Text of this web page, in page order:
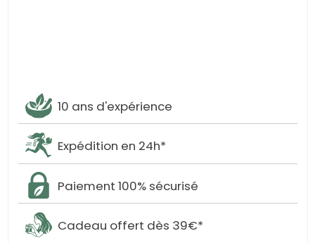
10 ans d'expérience
Expédition en 24h*
Paiement 100% sécurisé
Cadeau offert dès 39€*